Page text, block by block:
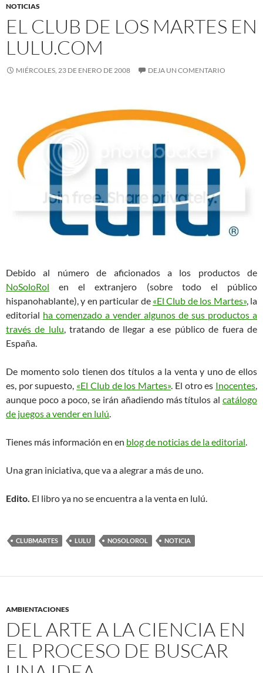
NOTICIAS
EL CLUB DE LOS MARTES EN
LULU.COM
MIÉRCOLES, 23 DE ENERO DE 2008 DEJA UN COMENTARIO
Debido al número de aficionados a los productos de
NoSoloRol en el extranjero (sobre todo el público
hispanohablante), y en particular de «El Club de los Martes», la
editorial ha comenzado a vender algunos de sus productos a
través de lulu, tratando de llegar a ese público de fuera de
España.
De momento solo tienen dos títulos a la venta y uno de ellos
es, por supuesto, «El Club de los Martes». El otro es Inocentes,
aunque poco a poco, se irán añadiendo más títulos al catálogo
de juegos a vender en lulú.
Tienes más información en en blog de noticias de la editorial.
Una gran iniciativa, que va a alegrar a más de uno.
Edito. El libro ya no se encuentra a la venta en lulú.
CLUBMARTES LULU NOSOLOROL NOTICIA
AMBIENTACIONES
DEL ARTE A LA CIENCIA EN
EL PROCESO DE BUSCAR